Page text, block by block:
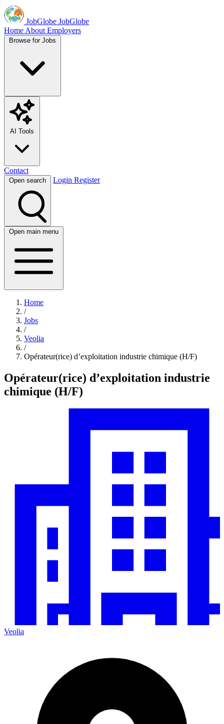
JobGlobe JobGlobe
Home About Employers
Browse for Jobs
AI Tools
Contact
Open search Login Register
Open main menu
Home
/
Jobs
/
Veolia
/
Opérateur(rice) d’exploitation industrie chimique (H/F)
Opérateur(rice) d’exploitation industrie
chimique (H/F)
Veolia